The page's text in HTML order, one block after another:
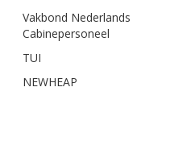
Vakbond Nederlands
Cabinepersoneel
TUI
NEWHEAP